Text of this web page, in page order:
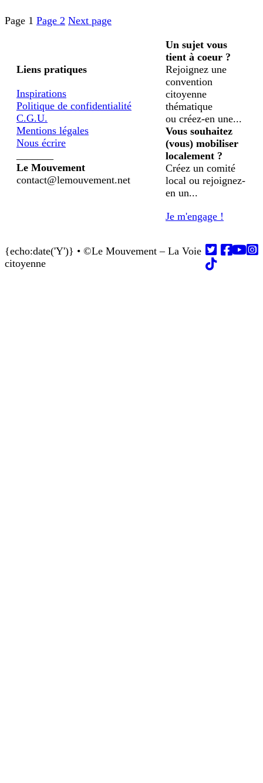
Page 1 Page 2 Next page
Liens pratiques
Inspirations
Politique de confidentialité
C.G.U.
Mentions légales
Nous écrire
Le Mouvement
contact@lemouvement.net
Un sujet vous
tient à coeur ?
Rejoignez une
convention
citoyenne
thématique
ou créez-en une...
Vous souhaitez
(vous) mobiliser
localement ?
Créez un comité
local ou rejoignez-
en un...
Je m'engage !
{echo:date('Y')} • ©Le Mouvement – La Voie
citoyenne
Follow us on
Follow us on
Follow us on
Follow us on
Follow us